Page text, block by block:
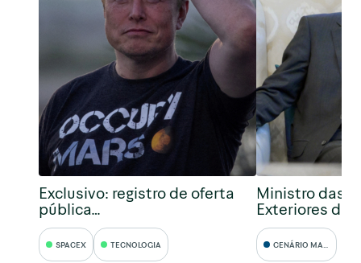
Exclusivo: registro de oferta
pública…
SPACEX TECNOLOGIA
Ministro das
Exteriores da
CENÁRIO MACRO